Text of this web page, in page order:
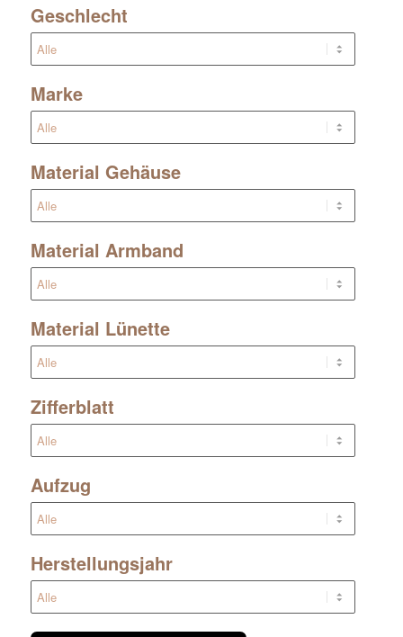
Geschlecht
Marke
Material Gehäuse
Material Armband
Material Lünette
Zifferblatt
Aufzug
Herstellungsjahr